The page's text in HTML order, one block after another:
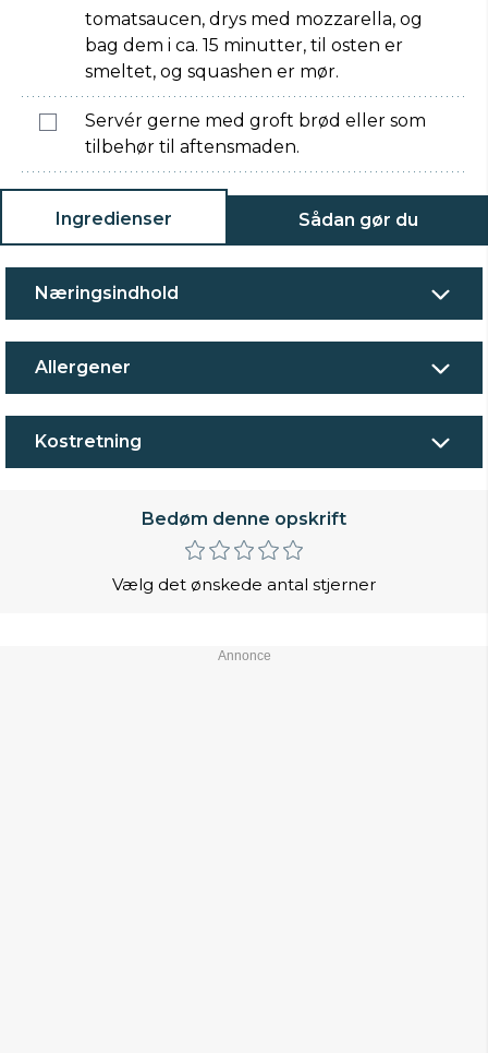
tomatsaucen, drys med mozzarella, og
bag dem i ca. 15 minutter, til osten er
smeltet, og squashen er mør.
Servér gerne med groft brød eller som
tilbehør til aftensmaden.
Ingredienser Sådan gør du
Næringsindhold
Allergener
Kostretning
Bedøm denne opskrift
Vælg det ønskede antal stjerner